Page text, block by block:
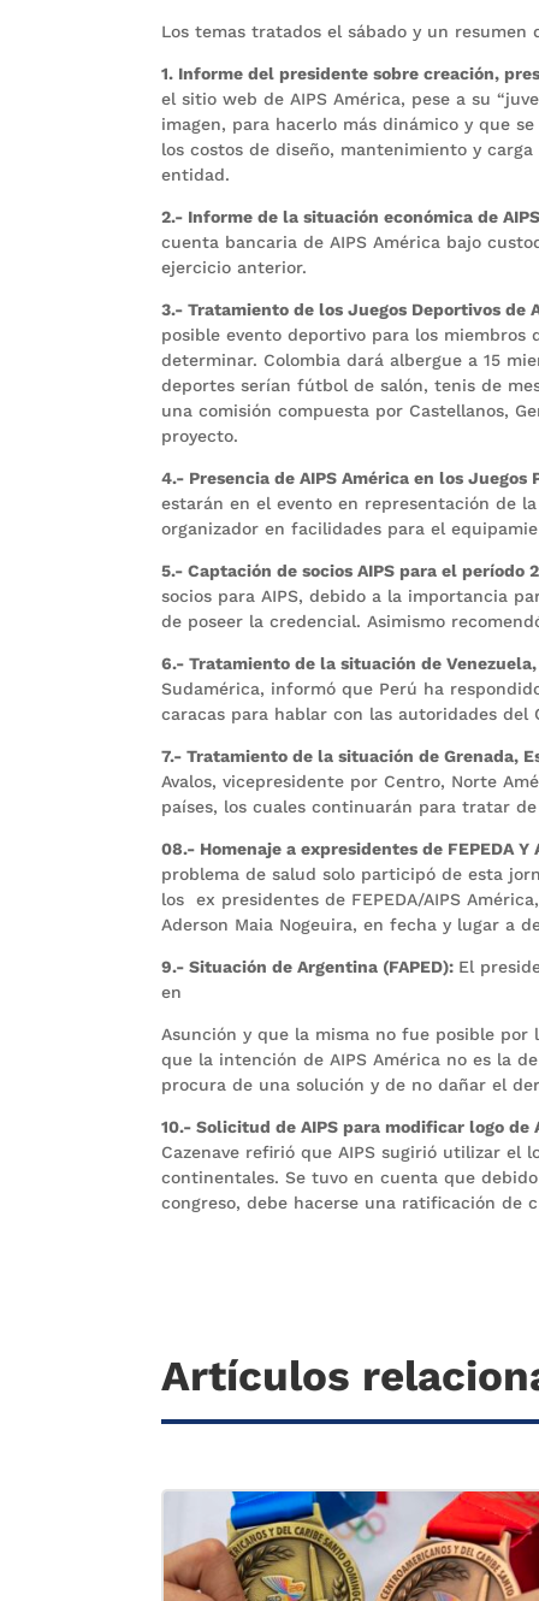
Los temas tratados el sábado y un
1. Informe del presidente sobre creación,
el sitio web de AIPS América, pese a su
imagen, para hacerlo más dinámico y que
los costos de diseño, mantenimiento y
entidad.
2.- Informe de la situación económica de
cuenta bancaria de AIPS América bajo
ejercicio anterior.
3.- Tratamiento de los Juegos Deportivos de
posible evento deportivo para los miembros
determinar. Colombia dará albergue a 15
deportes serían fútbol de salón, tenis de
una comisión compuesta por Castellanos,
proyecto.
4.- Presencia de AIPS América en los
estarán en el evento en representación de
organizador en facilidades para el
5.- Captación de socios AIPS para el período
socios para AIPS, debido a la importancia
de poseer la credencial. Asimismo
6.- Tratamiento de la situación de
Sudamérica, informó que Perú ha
caracas para hablar con las autoridades del
7.- Tratamiento de la situación de Grenada,
Avalos, vicepresidente por Centro, Norte
países, los cuales continuarán para tratar
08.- Homenaje a expresidentes de FEPEDA Y
problema de salud solo participó de esta
los ex presidentes de FEPEDA/AIPS
Aderson Maia Nogeuira, en fecha y lugar a
9.- Situación de Argentina (FAPED): El
en
Asunción y que la misma no fue posible por
que la intención de AIPS América no es la
procura de una solución y de no dañar el
10.- Solicitud de AIPS para modificar logo
Cazenave refirió que AIPS sugirió utilizar el
continentales. Se tuvo en cuenta que
congreso, debe hacerse una ratificación de
Artículos